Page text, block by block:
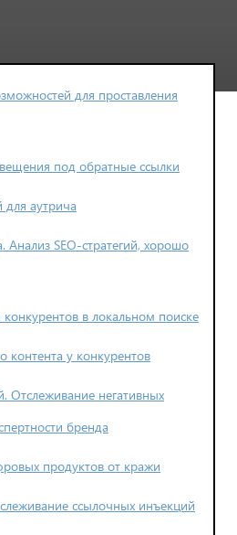
для проставления
под обратные ссылки
аутрича
Анализ SEO-стратегий, хорошо
в локальном поиске
контента у конкурентов
Отслеживание негативных
бренда
продуктов от кражи
ссылочных инъекций